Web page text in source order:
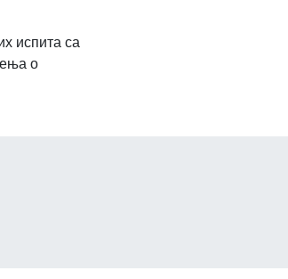
испита са
о